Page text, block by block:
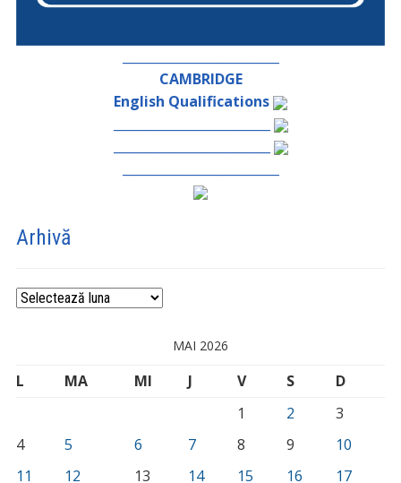
CAMBRIDGE
English Qualifications
Arhivă
Arhivă
MAI 2026
L MA MI J V S
D
1
2
3
4
5 6 7 8 9
10
11
12 13 14 15 16 17